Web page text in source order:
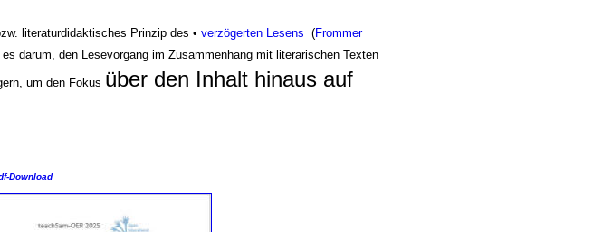
literaturdidaktisches Prinzip des • verzögerten Lesens (Frommer
darum, den Lesevorgang im Zusammenhang mit literarischen Texten
um den Fokus über den Inhalt hinaus auf
Download